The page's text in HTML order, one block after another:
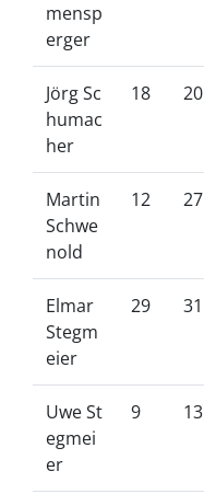
mensp
erger
Jörg Sc
humac
her
18 20
Martin
Schwe
nold
12 27
Elmar
Stegm
eier
29 31
Uwe St
egmei
er
9 13